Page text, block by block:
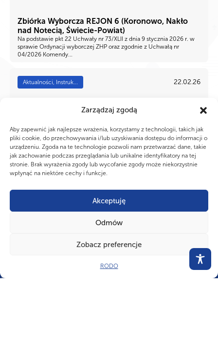
Zarządzaj zgodą
Aby zapewnić jak najlepsze wrażenia, korzystamy z technologii, takich jak
pliki cookie, do przechowywania i/lub uzyskiwania dostępu do informacji o
urządzeniu. Zgoda na te technologie pozwoli nam przetwarzać dane, takie
jak zachowanie podczas przeglądania lub unikalne identyfikatory na tej
stronie. Brak wyrażenia zgody lub wycofanie zgody może niekorzystnie
wpłynąć na niektóre cechy i funkcje.
Akceptuję
Odmów
Zobacz preferencje
RODO
Zbiórka Wyborcza REJON 6 (Koronowo, Nakło
nad Notecią, Świecie-Powiat)
Na podstawie pkt 22 Uchwały nr 73/XLII z dnia 9 stycznia 2026 r. w
sprawie Ordynacji wyborczej ZHP oraz zgodnie z Uchwałą nr
04/2026 Komendy...
Aktualności, Instruk... 22.02.26
Kujawski, Mogilno, Inowrocław)
Na podstawie pkt 22 Uchwały nr 73/XLII z dnia 9 stycznia 2026 r. w
sprawie Ordynacji wyborczej ZHP oraz zgodnie z Uchwałą nr
04/2026 Komendy...
Każdy element na mundurze ZHP ma znaczenie. Oznaczamy w ten